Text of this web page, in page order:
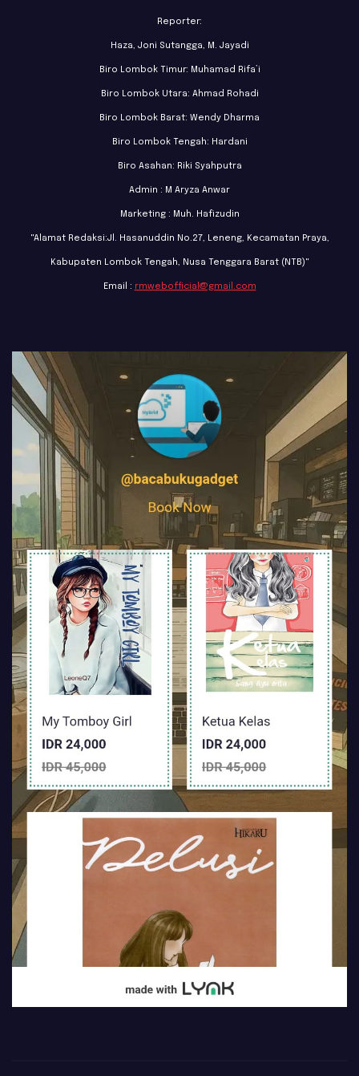
Reporter:
Haza, Joni Sutangga, M. Jayadi
Biro Lombok Timur: Muhamad Rifa’i
Biro Lombok Utara: Ahmad Rohadi
Biro Lombok Barat: Wendy Dharma
Biro Lombok Tengah: Hardani
Biro Asahan: Riki Syahputra
Admin : M Aryza Anwar
Marketing : Muh. Hafizudin
"Alamat Redaksi:Jl. Hasanuddin No.27, Leneng, Kecamatan Praya,
Kabupaten Lombok Tengah, Nusa Tenggara Barat (NTB)"
Email : rmwebofficial@gmail.com